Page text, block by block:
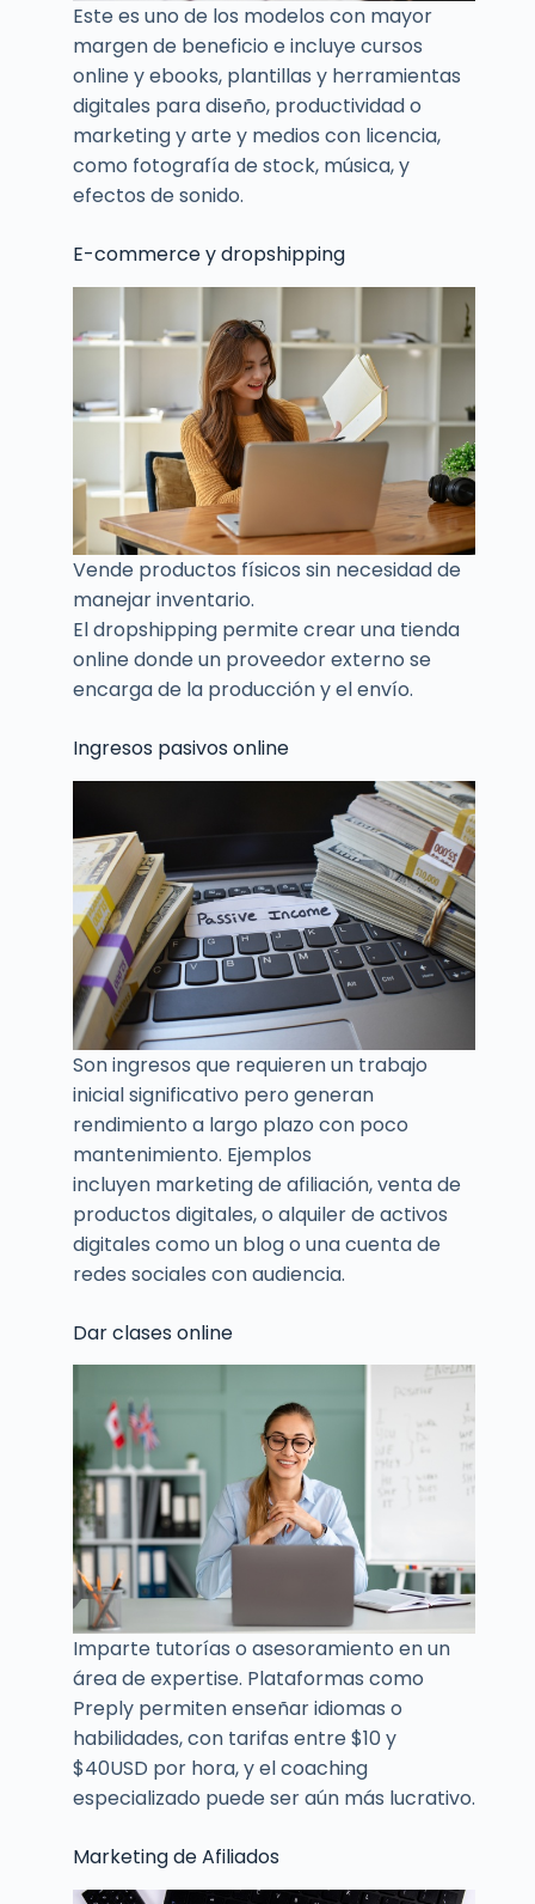
Este es uno de los modelos con mayor
margen de beneficio e incluye cursos
online y ebooks, plantillas y herramientas
digitales para diseño, productividad o
marketing y arte y medios con licencia,
como fotografía de stock, música, y
efectos de sonido.
E-commerce y dropshipping
Vende productos físicos sin necesidad de
manejar inventario.
El dropshipping permite crear una tienda
online donde un proveedor externo se
encarga de la producción y el envío.
Ingresos pasivos online
Son ingresos que requieren un trabajo
inicial significativo pero generan
rendimiento a largo plazo con poco
mantenimiento. Ejemplos
incluyen marketing de afiliación, venta de
productos digitales, o alquiler de activos
digitales como un blog o una cuenta de
redes sociales con audiencia.
Dar clases online
Imparte tutorías o asesoramiento en un
área de expertise. Plataformas como
Preply permiten enseñar idiomas o
habilidades, con tarifas entre $10 y
$40USD por hora, y el coaching
especializado puede ser aún más lucrativo.
Marketing de Afiliados